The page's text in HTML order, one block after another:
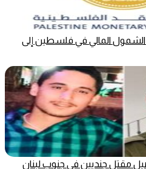
الشمول المالي في فلسطين إلى
مقتل جنديين في جنوب لبنان